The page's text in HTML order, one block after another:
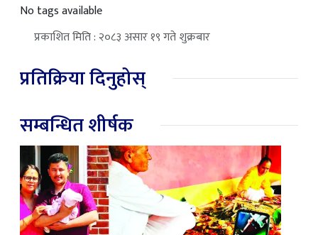
No tags available
प्रकाशित मिति : २०८३ असार १९ गते शुक्रबार
प्रतिक्रिया दिनुहोस्
सम्बन्धित शीर्षक